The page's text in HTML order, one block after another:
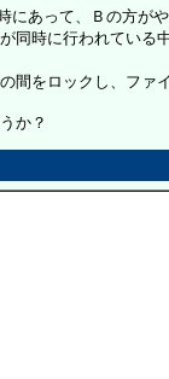
あって、Ｂの方が
時に行われている
をロックし、ファ
か？